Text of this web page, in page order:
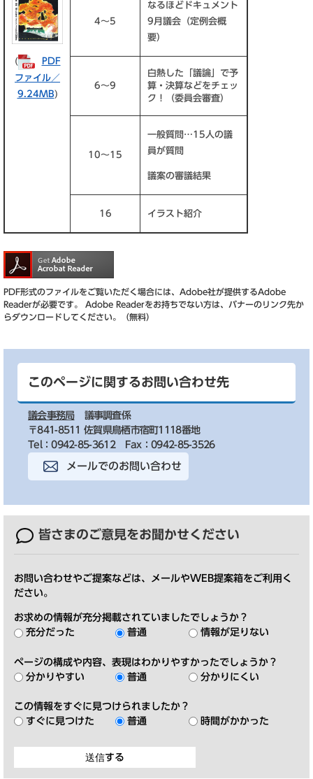
(
PDF
ファイル／
9.24MB)
4～5
なるほどドキュメント
9月議会（定例会概
要）
6～9
白熱した「議論」で予
算・決算などをチェッ
ク！（委員会審査）
10～15
一般質問…15人の議
員が質問
議案の審議結果
16 イラスト紹介
PDF形式のファイルをご覧いただく場合には、Adobe社が提供するAdobe
Readerが必要です。
Adobe Readerをお持ちでない方は、バナーのリンク先か
らダウンロードしてください。（無料）
このページに関するお問い合わせ先
議会事務局
議事調査係
〒841-8511 佐賀県鳥栖市宿町1118番地
Tel：0942-85-3612
Fax：0942-85-3526
メールでのお問い合わせ
皆さまのご意見をお聞かせください
お問い合わせやご提案などは、メールやWEB提案箱をご利用く
ださい。
お求めの情報が充分掲載されていましたでしょうか？
充分だった
普通 情報が足りない
ページの構成や内容、表現はわかりやすかったでしょうか？
分かりやすい
普通 分かりにくい
この情報をすぐに見つけられましたか？
すぐに見つけた
普通 時間がかかった